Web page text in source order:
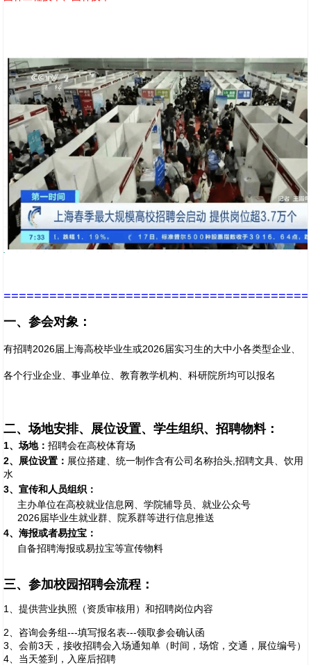
一、参会对象：
有招聘2026届上海高校毕业生或2026届实习生的大中小各类型企业、
各个行业企业、事业单位、教育教学机构、科研院所均可以报名
二、场地安排、展位设置、学生组织、招聘物料：
1、场地： 招聘会在高校体育场
2、展位设置： 展位搭建、统一制作含有公司名称抬头,招聘文具、饮用
水
3、宣传和人员组织：
主办单位在高校就业信息网、学院辅导员、就业公众号
2026届毕业生就业群、院系群等进行信息推送
4、海报或者易拉宝：
自备招聘海报或易拉宝等宣传物料
三、参加校园招聘会流程：
1、提供营业执照（资质审核用）和招聘岗位内容
2、咨询会务组---填写报名表---领取参会确认函
3、会前3天，接收招聘会入场通知单（时间，场馆，交通，展位编号）
4、当天签到，入座后招聘